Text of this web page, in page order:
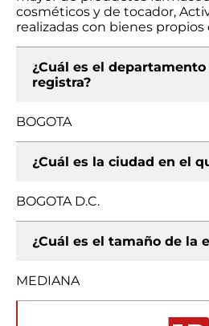
cosméticos y de tocador,
realizadas con bienes propios
¿Cuál es el
registra?
BOGOTA
¿Cuál es la ciudad en el
BOGOTA D.C.
¿Cuál es el tamaño de la
MEDIANA